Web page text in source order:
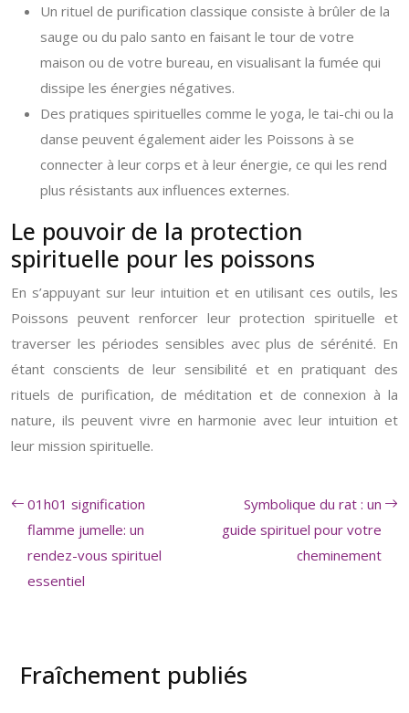
Un rituel de purification classique consiste à brûler de la
sauge ou du palo santo en faisant le tour de votre
maison ou de votre bureau, en visualisant la fumée qui
dissipe les énergies négatives.
Des pratiques spirituelles comme le yoga, le tai-chi ou la
danse peuvent également aider les Poissons à se
connecter à leur corps et à leur énergie, ce qui les rend
plus résistants aux influences externes.
Le pouvoir de la protection
spirituelle pour les poissons
En s’appuyant sur leur intuition et en utilisant ces outils, les
Poissons peuvent renforcer leur protection spirituelle et
traverser les périodes sensibles avec plus de sérénité. En
étant conscients de leur sensibilité et en pratiquant des
rituels de purification, de méditation et de connexion à la
nature, ils peuvent vivre en harmonie avec leur intuition et
leur mission spirituelle.
01h01 signification
flamme jumelle: un
rendez-vous spirituel
essentiel
Symbolique du rat : un
guide spirituel pour votre
cheminement
Fraîchement publiés